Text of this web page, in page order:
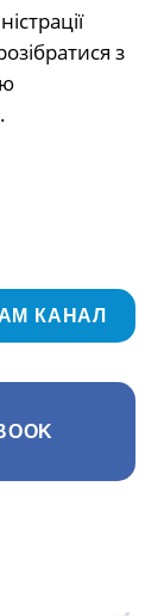
з
КАНАЛ